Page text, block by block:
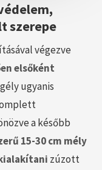
szerepe
végezve
elsőként
ugyanis
a később
15-30 cm mély
zúzott